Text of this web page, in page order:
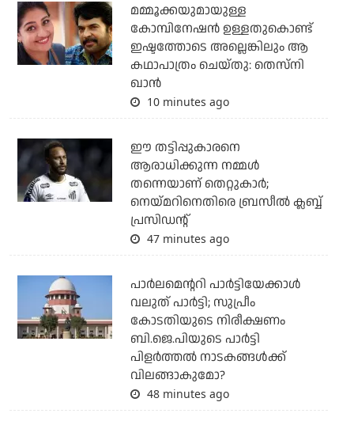
മമ്മൂക്കയുമായുള്ള
കോമ്പിനേഷൻ ഉള്ളതുകൊണ്ട്
ഇഷ്ടത്തോടെ അല്ലെങ്കിലും ആ
കഥാപാത്രം ചെയ്തു: തെസ്നി
ഖാൻ
10 minutes ago
ഈ തട്ടിപ്പുകാരനെ
ആരാധിക്കുന്ന നമ്മള്‍
തന്നെയാണ് തെറ്റുകാര്‍;
നെയ്മറിനെതിരെ ബ്രസീല്‍ ക്ലബ്ബ്
പ്രസിഡന്റ്
47 minutes ago
പാര്‍ലമെന്ററി പാര്‍ട്ടിയേക്കാള്‍
വലുത് പാര്‍ട്ടി; സുപ്രീം
കോടതിയുടെ നിരീക്ഷണം
ബി.ജെ.പിയുടെ പാര്‍ട്ടി
പിളര്‍ത്തല്‍ നാടകങ്ങള്‍ക്ക്
വിലങ്ങാകുമോ?
48 minutes ago